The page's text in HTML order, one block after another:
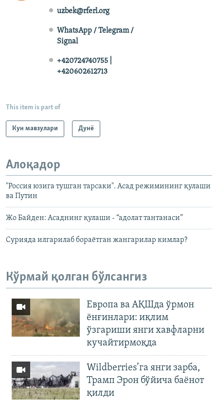
uzbek@rferl.org
WhatsApp / Telegram /
Signal
+420724740755 |
+420602612713
This item is part of
Кун мавзулари Дунë
Алоқадор
"Россия юзига тушган тарсаки". Асад режимининг қулаши
ва Путин
Жо Байден: Асаднинг қулаши - “адолат тантанаси”
Сурияда илгарилаб бораётган жангарилар кимлар?
Кўрмай қолган бўлсангиз
Европа ва АҚШда ўрмон
ёнғинлари: иқлим
ўзгариши янги хавфларни
кучайтирмоқда
Wildberries’га янги зарба,
Трамп Эрон бўйича баёнот
қилди